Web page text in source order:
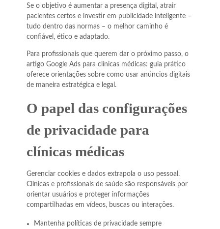
Se o objetivo é aumentar a presença digital, atrair
pacientes certos e investir em publicidade inteligente –
tudo dentro das normas – o melhor caminho é
confiável, ético e adaptado.
Para profissionais que querem dar o próximo passo, o
artigo Google Ads para clínicas médicas: guia prático
oferece orientações sobre como usar anúncios digitais
de maneira estratégica e legal.
O papel das configurações
de privacidade para
clínicas médicas
Gerenciar cookies e dados extrapola o uso pessoal.
Clínicas e profissionais de saúde são responsáveis por
orientar usuários e proteger informações
compartilhadas em vídeos, buscas ou interações.
Mantenha políticas de privacidade sempre